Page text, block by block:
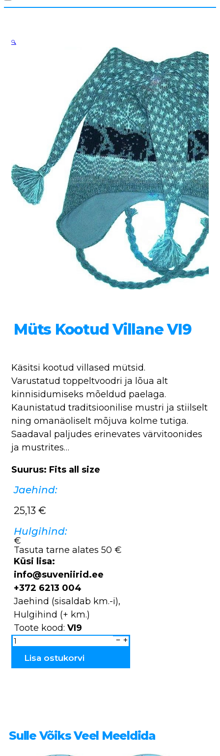
Müts Kootud Villane VI9
Käsitsi kootud villased mütsid.
Varustatud toppeltvoodri ja lõua alt
kinnisidumiseks mõeldud paelaga.
Kaunistatud traditsioonilise mustri ja stiilselt
ning omanäoliselt mõjuva kolme tutiga.
Saadaval paljudes erinevates värvitoonides
ja mustrites…
Suurus: Fits all size
Jaehind:
25,13 €
Hulgihind:
€
Tasuta tarne alates 50 €
Küsi lisa:
info@suveniirid.ee
+372 6213 004
Jaehind (sisaldab km.-i),
Hulgihind (+ km.)
Toote kood: VI9
Müts
kootud
villane
Lisa ostukorvi
🔍
Sulle Võiks Veel Meeldida